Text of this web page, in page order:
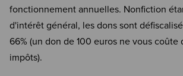
fonctionnement annuelles. Nonfiction
d'intérêt général, les dons sont
66% (un don de 100 euros ne vous coûte
impôts).